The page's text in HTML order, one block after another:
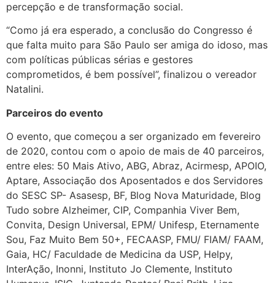
percepção e de transformação social.
“Como já era esperado, a conclusão do Congresso é
que falta muito para São Paulo ser amiga do idoso, mas
com políticas públicas sérias e gestores
comprometidos, é bem possível”, finalizou o vereador
Natalini.
Parceiros do evento
O evento, que começou a ser organizado em fevereiro
de 2020, contou com o apoio de mais de 40 parceiros,
entre eles: 50 Mais Ativo, ABG, Abraz, Acirmesp, APOIO,
Aptare, Associação dos Aposentados e dos Servidores
do SESC SP- Asasesp, BF, Blog Nova Maturidade, Blog
Tudo sobre Alzheimer, CIP, Companhia Viver Bem,
Convita, Design Universal, EPM/ Unifesp, Eternamente
Sou, Faz Muito Bem 50+, FECAASP, FMU/ FIAM/ FAAM,
Gaia, HC/ Faculdade de Medicina da USP, Helpy,
InterAção, Inonni, Instituto Jo Clemente, Instituto